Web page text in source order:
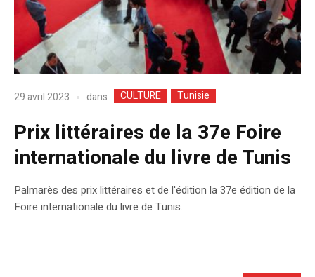
29 avril 2023 dans CULTURE Tunisie
Prix littéraires de la 37e Foire
internationale du livre de Tunis
Palmarès des prix littéraires et de l'édition la 37e édition de la
Foire internationale du livre de Tunis.